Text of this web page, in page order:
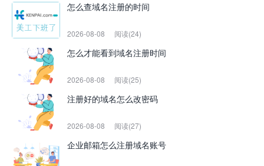
怎么查域名注册的时间
2026-08-08 阅读(24)
怎么才能看到域名注册时间
2026-08-08 阅读(25)
注册好的域名怎么改密码
2026-08-08 阅读(27)
企业邮箱怎么注册域名账号